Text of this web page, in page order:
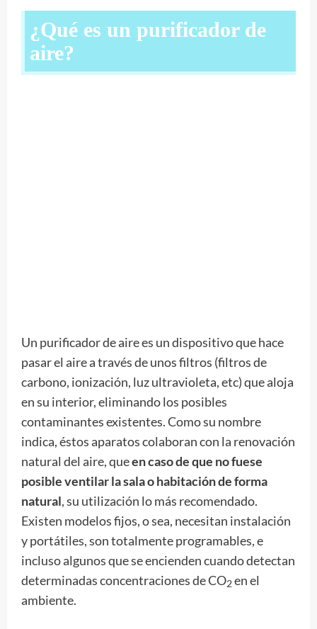
¿Qué es un purificador de
aire?
Un purificador de aire es un dispositivo que hace
pasar el aire a través de unos filtros (filtros de
carbono, ionización, luz ultravioleta, etc) que aloja
en su interior, eliminando los posibles
contaminantes existentes. Como su nombre
indica, éstos aparatos colaboran con la renovación
natural del aire, queen caso de que no fuese
posible ventilar la sala o habitación de forma
natural, su utilización lo más recomendado.
Existen modelos fijos, o sea, necesitan instalación
y portátiles, son totalmente programables, e
incluso algunos que se encienden cuando detectan
determinadas concentraciones de CO2en el
ambiente.